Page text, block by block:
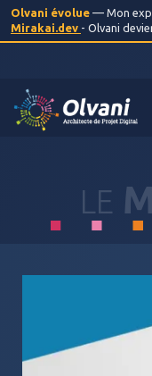
Olvani évolue — Mon
Mirakai.dev - Olvani
LE